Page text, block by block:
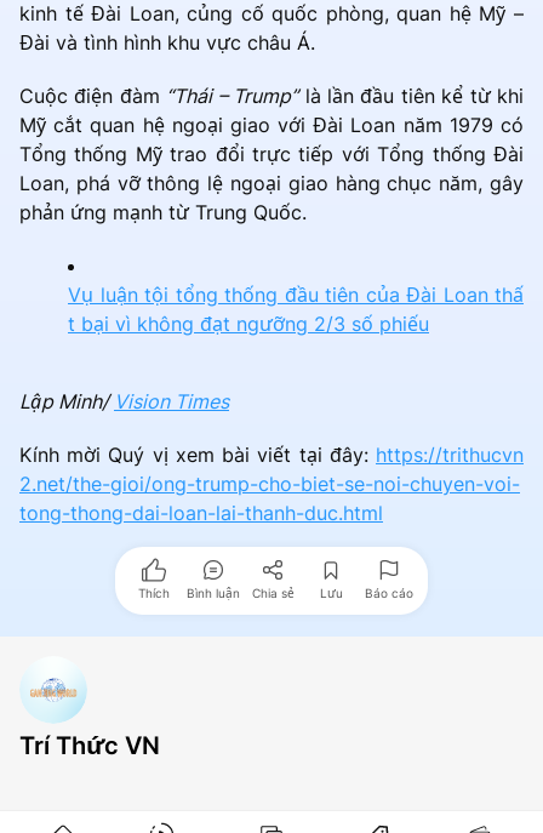
kinh tế Đài Loan, củng cố quốc phòng, quan hệ Mỹ –
Đài và tình hình khu vực châu Á.
Cuộc điện đàm “Thái – Trump”là lần đầu tiên kể từ khi
Mỹ cắt quan hệ ngoại giao với Đài Loan năm 1979 có
Tổng thống Mỹ trao đổi trực tiếp với Tổng thống Đài
Loan, phá vỡ thông lệ ngoại giao hàng chục năm, gây
phản ứng mạnh từ Trung Quốc.
Vụ luận tội tổng thống đầu tiên của Đài Loan thấ
t bại vì không đạt ngưỡng 2/3 số phiếu
Lập Minh/ Vision Times
Kính mời Quý vị xem bài viết tại đây: https://trithucvn
2.net/the-gioi/ong-trump-cho-biet-se-noi-chuyen-voi-
tong-thong-dai-loan-lai-thanh-duc.html
Thích Bình luận Chia sẻ Lưu Báo cáo
Trí Thức VN